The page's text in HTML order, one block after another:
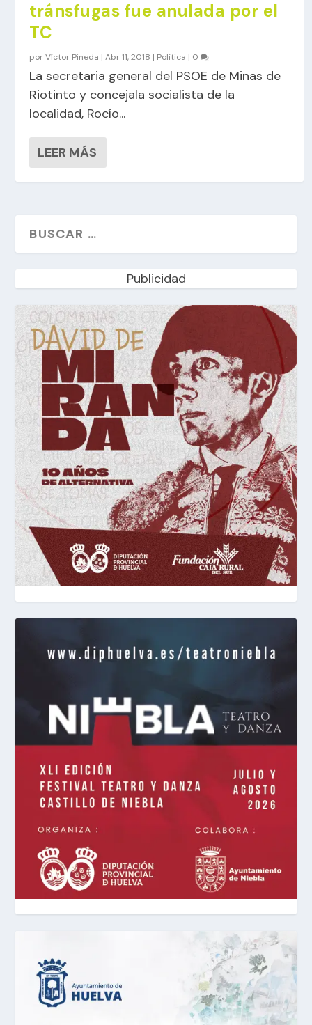
tránsfugas fue anulada por el
TC
porVíctor Pineda |Abr 11, 2018 | Política | 0
La secretaria general del PSOE de Minas de
Riotinto y concejala socialista de la
localidad, Rocío...
LEER MÁS
Publicidad